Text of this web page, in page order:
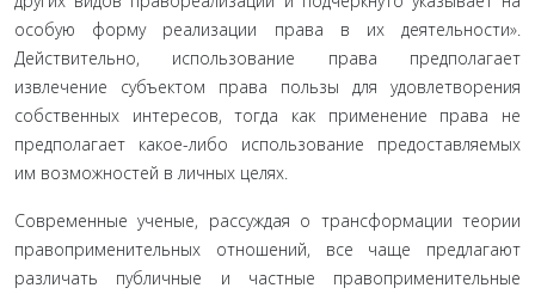
особую форму реализации права в их деятельности».
Действительно, использование права предпо­лагает
извлечение субъектом права пользы для удовлетворения
собственных интересов, тогда как применение права не
предпо­лагает какое-либо использование предоставляемых
им возмож­ностей в личных целях.
Современные ученые, рассуждая о трансформации теории
правоприменительных отношений, все чаще предлагают
разли­чать публичные и частные правоприменительные